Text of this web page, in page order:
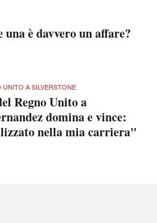
è davvero un affare?
A SILVERSTONE
Regno Unito a
domina e vince:
nella mia carriera"